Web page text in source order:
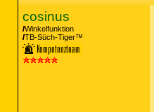
cosinus
Winkelfunktion
TB-Süch-Tiger™